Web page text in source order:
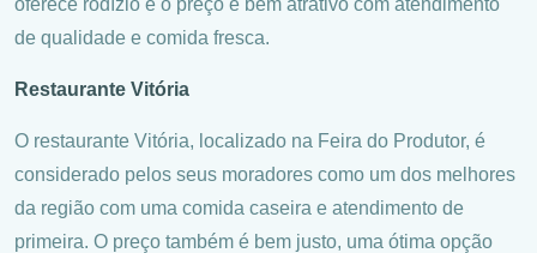
oferece rodízio e o preço é bem atrativo com atendimento
de qualidade e comida fresca.
Restaurante Vitória
O restaurante Vitória, localizado na Feira do Produtor, é
considerado pelos seus moradores como um dos melhores
da região com uma comida caseira e atendimento de
primeira. O preço também é bem justo, uma ótima opção